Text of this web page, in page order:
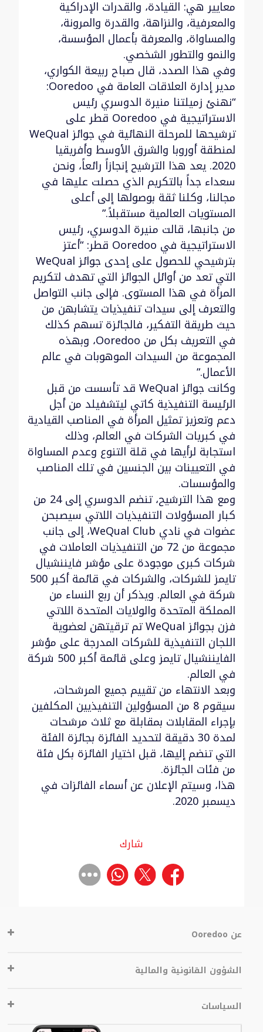
معايير هي: القيادة، والقدرات الإدراكية
والمعرفية، والنزاهة، والقدرة والمرونة،
والمساواة، والمعرفة بأعمال المؤسسة،
والنمو والتطور الشخصي.
وفي هذا الصدد، قال صباح ربيعة الكواري،
مدير إدارة العلاقات العامة في Ooredoo:
“نهنئ زميلتنا منيرة الدوسري رئيس
الاستراتيجية في Ooredoo قطر على
ترشيحها للمرحلة النهائية في جوائز WeQual
لمنطقة أوروبا والشرق الأوسط وأفريقيا
2020. يعد هذا الترشيح إنجازاً رائعاً، ونحن
سعداء جداً بالتكريم الذي حصلت عليها في
مجالنا، وكلنا ثقة بوصولها إلى أعلى
المستويات العالمية مستقبلاً.”
من جانبها، قالت منيرة الدوسري، رئيس
الاستراتيجية في Ooredoo قطر: “أعتز
بترشيحي للحصول على إحدى جوائز WeQual
التي تعد من أوائل الجوائز التي تهدف لتكريم
المرأة في هذا المستوى. فإلى جانب التواصل
والتعرف إلى سيدات تنفيذيات يتشابهن من
حيث طريقة التفكير، فالجائزة تسهم كذلك
في التعريف بكل من Ooredoo، وبهذه
المجموعة من السيدات الموهوبات في عالم
الأعمال.”
وكانت جوائز WeQual قد تأسست من قبل
الرئيسة التنفيذية كاتي ليتشفيلد من أجل
دعم وتعزيز تمثيل المرأة في المناصب القيادية
في كبريات الشركات في العالم، وذلك
استجابة لرأيها في قلة التنوع وعدم المساواة
في التعيينات بين الجنسين في تلك المناصب
والمؤسسات.
ومع هذا الترشيح، تنضم الدوسري إلى 24 من
كبار المسؤولات التنفيذيات اللاتي سيصبحن
عضوات في نادي WeQual Club، إلى جانب
مجموعة من 72 من التنفيذيات العاملات في
شركات كبرى موجودة على مؤشر فايننشيال
تايمز للشركات، والشركات في قائمة أكبر 500
شركة في العالم. ويذكر أن ربع النساء من
المملكة المتحدة والولايات المتحدة اللاتي
فزن بجوائز WeQual تم ترقيتهن لعضوية
اللجان التنفيذية للشركات المدرجة على مؤشر
الفايننشيال تايمز وعلى قائمة أكبر 500 شركة
في العالم.
وبعد الانتهاء من تقييم جميع المرشحات،
سيقوم 8 من المسؤولين التنفيذيين المكلفين
بإجراء المقابلات بمقابلة مع ثلاث مرشحات
لمدة 30 دقيقة لتحديد الفائزة بجائزة الفئة
التي تنضم إليها، قبل اختيار الفائزة بكل فئة
من فئات الجائزة.
هذا، وسيتم الإعلان عن أسماء الفائزات في
ديسمبر 2020.
شارك
عن Ooredoo
الشؤون القانونية والمالية
السياسات